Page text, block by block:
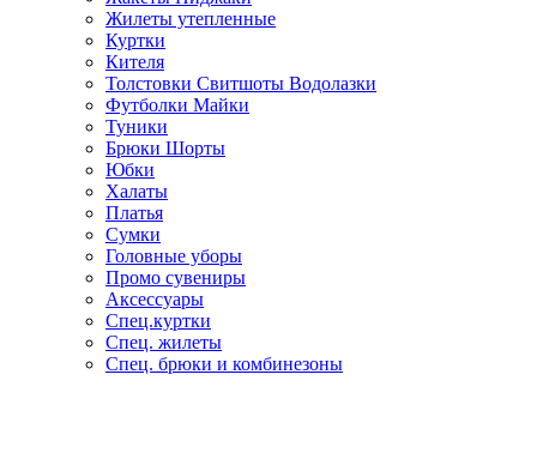
Жилеты утепленные
Куртки
Кителя
Толстовки Свитшоты Водолазки
Футболки Майки
Туники
Брюки Шорты
Юбки
Халаты
Платья
Сумки
Головные уборы
Промо сувениры
Аксессуары
Спец.куртки
Спец. жилеты
Спец. брюки и комбинезоны